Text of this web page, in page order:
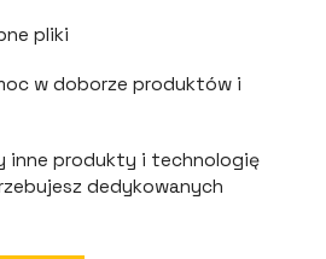
pliki
w doborze produktów i
inne produkty i technologię
dedykowanych